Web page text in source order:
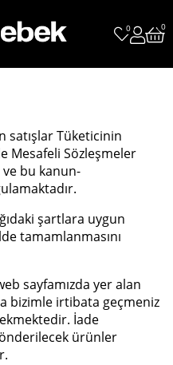
0 0
satışlar Tüketicinin
Mesafeli Sözleşmeler
bu kanun-
şartlara uygun
tamamlanmasını
sayfamızda yer alan
bizimle irtibata geçmeniz
İade
ürünler